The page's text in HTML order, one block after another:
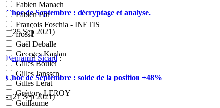
Fabien Manach
Fabien Pot
François Foschia - INETIS
fross1
Gaël Deballe
Georges Kaplan
Gilles Boulet
Gilles Janssen
Gilles Lerat
Grégory LEROY
Guillaume
Choc de Septembre : décryptage et analyse.
- (25 Sep 2021)
Benjamin Sicard:
Choc de Septembre : solde de la position +48%
- (21 Sep 2021)